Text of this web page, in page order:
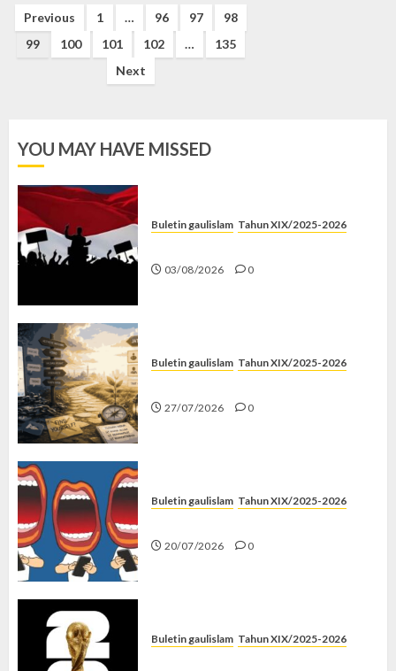
Posts
pagination
Previous 1 … 96 97
98
99
100 101 102 …
135
Next
YOU MAY HAVE MISSED
Buletin gaulislam Tahun XIX/2025-2026
03/08/2026 0
Buletin gaulislam Tahun XIX/2025-2026
27/07/2026 0
Buletin gaulislam Tahun XIX/2025-2026
20/07/2026 0
Buletin gaulislam Tahun XIX/2025-2026